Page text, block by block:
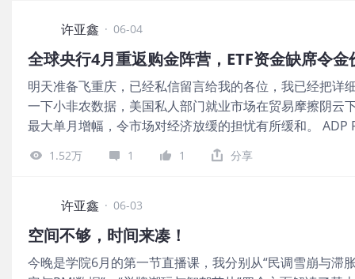
月10日美国5月份的CPI数据。 美国银行策略师Michael
是这场“6月风暴”的核心催化剂。如果最新的通胀数据超
月，该数据环比平均上涨0.6%，过去六个月平均上涨
0.5%)，意味着美国CPI同比增速将突破4%，并可能在美
安。 历史数据显示，在过去100年中，一旦CPI突破4%，
平均下跌7%。 图片 对于黄金来说，如果这份数据很强劲
则是6月17-18日美联储利率会议。 路透社对102位经济
调整基准利率。 本次调查在6月4日至6月9日期间进行。
场势必会拿
许亚鑫 · 06-04
全球央行4月重返购金阵营，ETF资金缺席令金
明天准备飞重庆，已经私信留言给我的各位，我已经把
一下小非农数据，美国私人部门就业市场在贸易摩擦阴云
最大单月增幅，令市场对经济放缓的担忧有所缓和。
12.2万人，略超市场预期的12万人，为2025年1月以来最
职位空缺报告，进一步强化了美国就业市场依然稳健的
观察”：美联储到6月维持利率不变的概率为98.4%，累
变的概率为90.2%，累计加息25个基点的概率8.4%，累
美联储最新褐皮书传递出一个喜忧参半的信号，即美国
个环节持续传导。 对沃什而言，报告传递的信息复杂而
1.52万 1 1 分享
许亚鑫 · 06-03
空间不够，时间来凑！
今晚是学院6月的第一节直播课，我分别从“民调雪崩与滞